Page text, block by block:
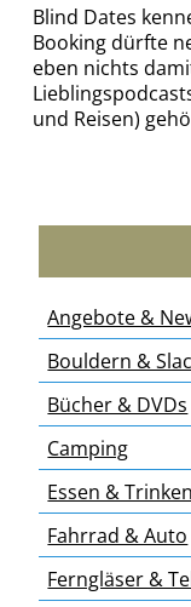
Blind Dates
Booking dürfte
eben nichts
und Reisen)
Angebote &
Bouldern &
Bücher & DVDs
Camping
Essen & Trinken
Fahrrad & Auto
Ferngläser &